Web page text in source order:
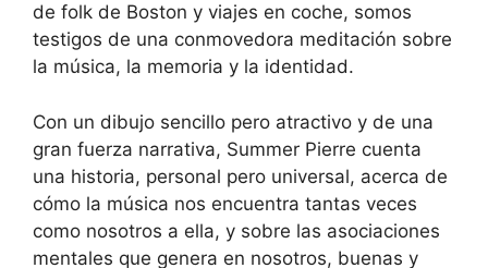
de folk de Boston y viajes en coche, somos
testigos de una conmovedora meditación sobre
la música, la memoria y la identidad.
Con un dibujo sencillo pero atractivo y de una
gran fuerza narrativa, Summer Pierre cuenta
una historia, personal pero universal, acerca de
cómo la música nos encuentra tantas veces
como nosotros a ella, y sobre las asociaciones
mentales que genera en nosotros, buenas y